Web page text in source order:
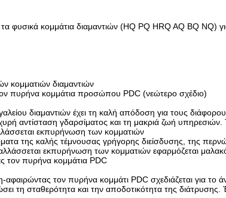
φυσικά κομμάτια διαμαντιών (HQ PQ HRQ AQ BQ NQ)
κομματιών διαμαντιών
πυρήνα κομμάτια προσώπου PDC (νεώτερο σχέδιο)
διαμαντιών έχει τη καλή απόδοση για τους
αντίσταση γδαρσίματος και τη μακριά ζωή υπηρεσιών.
εκπυρήνωση των κομματιών
της καλής τέμνουσας γρήγορης διείσδυσης, της
εκπυρήνωση των κομματιών εφαρμόζεται
τον πυρήνα κομμάτια PDC
τον πυρήνα κομμάτι PDC σχεδιάζεται για το
τη σταθερότητα και την αποδοτικότητα της